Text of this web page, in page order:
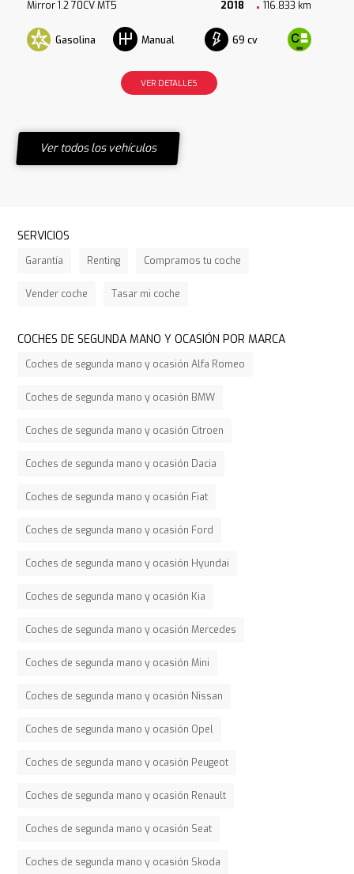
Mirror 1.2 70CV MT5 2018 116.833 km
Gasolina Manual 69 cv
VER DETALLES
Ver todos los vehículos
SERVICIOS
Garantía Renting Compramos tu coche
Vender coche Tasar mi coche
COCHES DE SEGUNDA MANO Y OCASIÓN POR MARCA
Coches de segunda mano y ocasión Alfa Romeo
Coches de segunda mano y ocasión BMW
Coches de segunda mano y ocasión Citroen
Coches de segunda mano y ocasión Dacia
Coches de segunda mano y ocasión Fiat
Coches de segunda mano y ocasión Ford
Coches de segunda mano y ocasión Hyundai
Coches de segunda mano y ocasión Kia
Coches de segunda mano y ocasión Mercedes
Coches de segunda mano y ocasión Mini
Coches de segunda mano y ocasión Nissan
Coches de segunda mano y ocasión Opel
Coches de segunda mano y ocasión Peugeot
Coches de segunda mano y ocasión Renault
Coches de segunda mano y ocasión Seat
Coches de segunda mano y ocasión Skoda